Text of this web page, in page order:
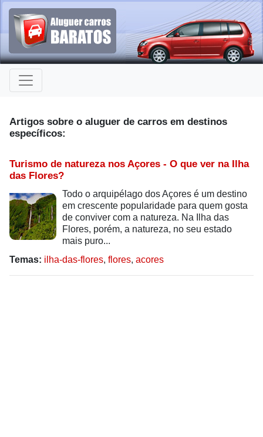
Artigos sobre o aluguer de carros em destinos
específicos:
Turismo de natureza nos Açores - O que ver na Ilha
das Flores?
Todo o arquipélago dos Açores é um destino
em crescente popularidade para quem gosta
de conviver com a natureza. Na Ilha das
Flores, porém, a natureza, no seu estado
mais puro...
Temas: ilha-das-flores, flores, acores